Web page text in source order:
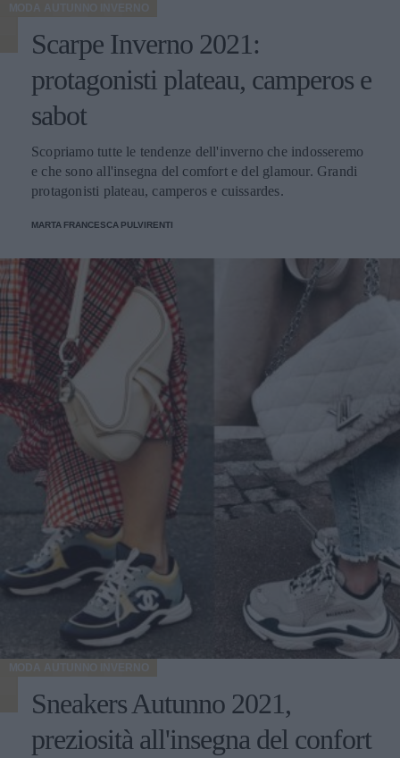
MODA AUTUNNO INVERNO
Scarpe Inverno 2021:
protagonisti plateau, camperos e
sabot
Scopriamo tutte le tendenze dell'inverno che indosseremo
e che sono all'insegna del comfort e del glamour. Grandi
protagonisti plateau, camperos e cuissardes.
MARTA FRANCESCA PULVIRENTI
MODA AUTUNNO INVERNO
Sneakers Autunno 2021,
preziosità all'insegna del confort